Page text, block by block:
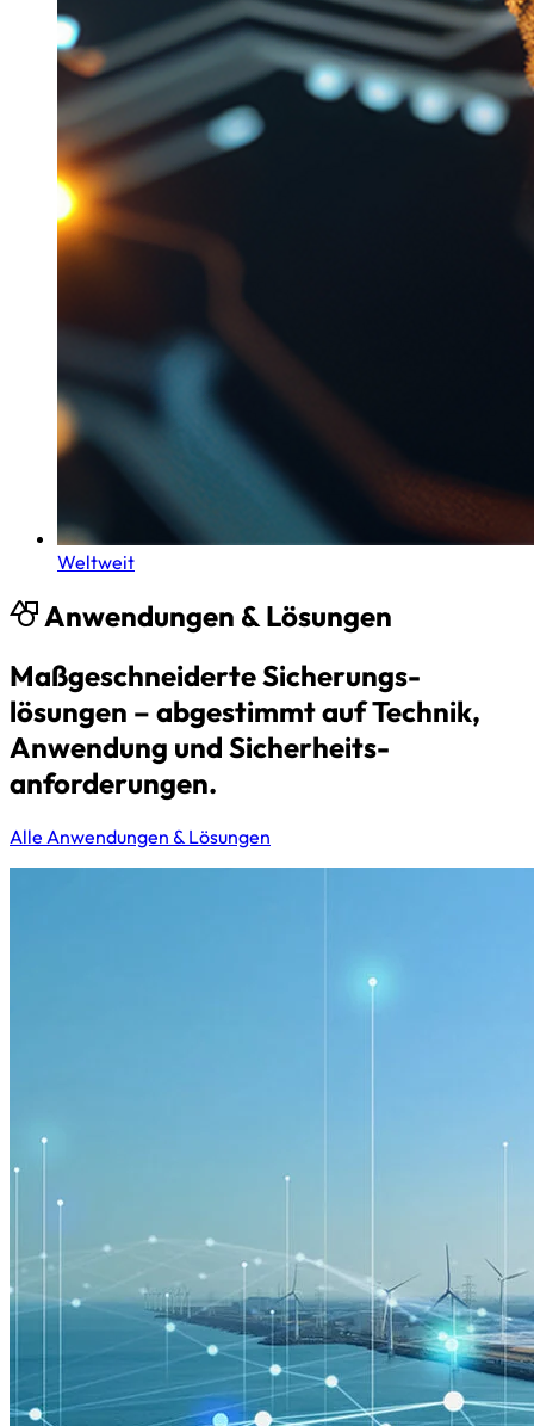
Weltweit
Anwendungen & Lösungen
Maßgeschneiderte Sicherungs­
lösungen – abgestimmt auf Technik,
Anwendung und Sicherheits­
anforderungen.
Alle Anwendungen & Lösungen